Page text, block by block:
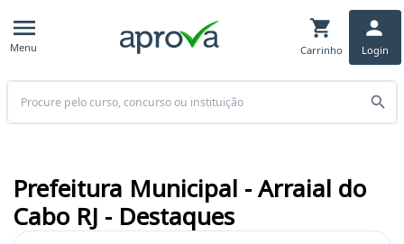
Menu Carrinho Login
Buscar
Prefeitura Municipal - Arraial do
Cabo RJ - Destaques